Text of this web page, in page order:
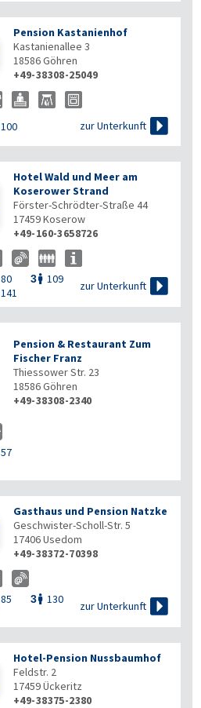
Pension Kastanienhof
Kastanienallee 3
18586Göhren
+49-38308-25049
100 zur Unterkunft 
Hotel Wald und Meer am
Koserower Strand
Förster-Schrödter-Straße 44
17459Koserow
+49-160-3658726
80 3 109
141
zur Unterkunft 
Pension & Restaurant Zum
Fischer Franz
Thiessower Str. 23
18586Göhren
+49-38308-2340
57
Gasthaus und Pension Natzke
Geschwister-Scholl-Str. 5
17406Usedom
+49-38372-70398
85 3 130 zur Unterkunft 
Hotel-Pension Nussbaumhof
Feldstr. 2
17459Ückeritz
+49-38375-2380